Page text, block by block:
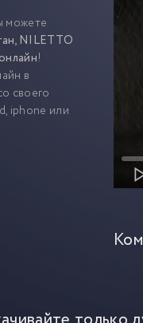
можете
NILETTO
!
в
своего
iphone или